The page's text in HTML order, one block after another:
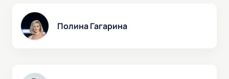
Полина Гагарина